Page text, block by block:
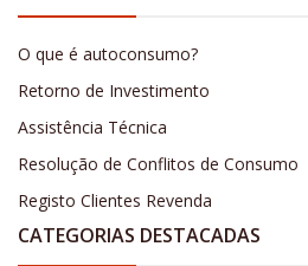
O que é autoconsumo?
Retorno de Investimento
Assistência Técnica
Resolução de Conflitos de Consumo
Registo Clientes Revenda
CATEGORIAS DESTACADAS